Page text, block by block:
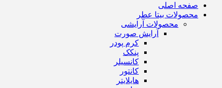
صفحه اصلی
محصولات بیتا عطر
محصولات آرایشی
آرایش صورت
کرم پودر
پنکک
کانسیلر
کانتور
هایلایتر